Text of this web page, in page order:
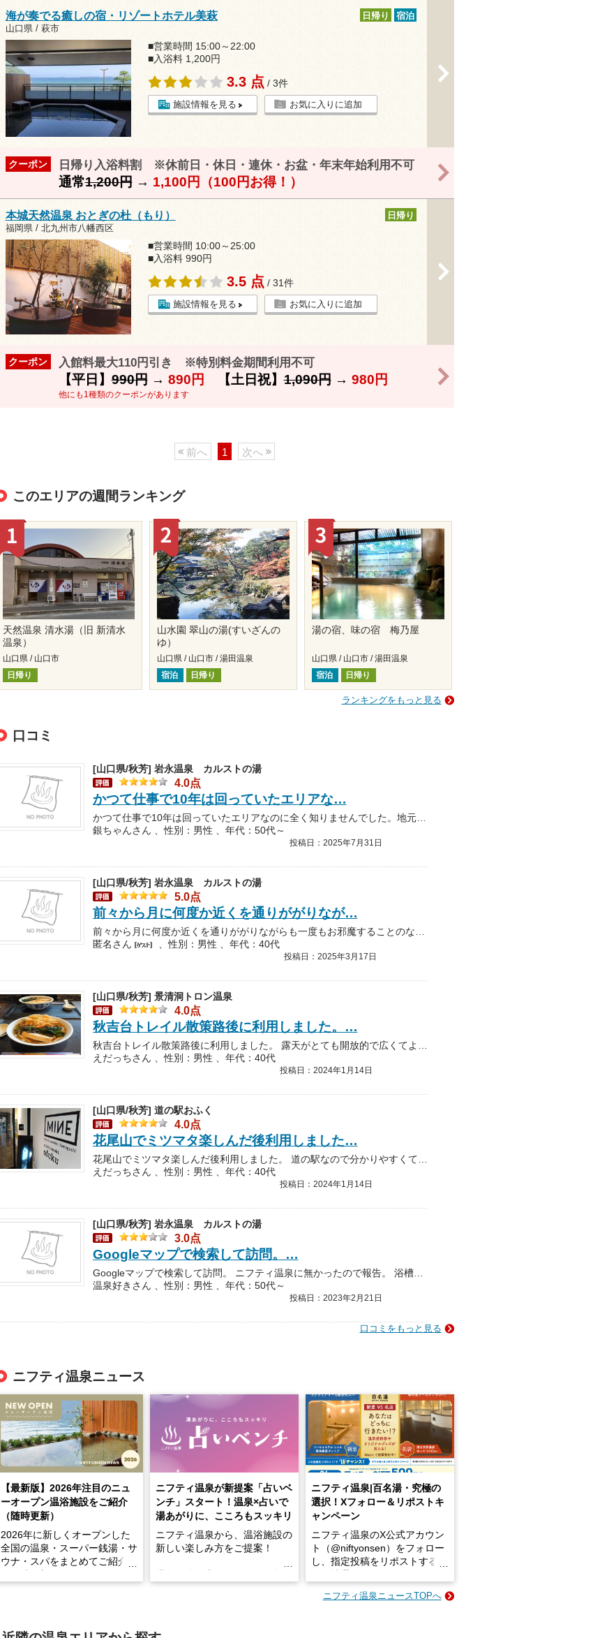
海が奏でる癒しの宿・リゾートホテル美萩
山口県 / 萩市
日帰り 宿泊
■営業時間 15:00～22:00
■入浴料 1,200円
3.3 点 / 3件
施設情報を見る お気に入りに追加
クーポン 日帰り入浴料割 ※休前日・休日・連休・お盆・年末年始利用不可
通常1,200円→ 1,100円（100円お得！）
>
本城天然温泉 おとぎの杜（もり）
福岡県 / 北九州市八幡西区
日帰り
■営業時間 10:00～25:00
■入浴料 990円
3.5 点 / 31件
施設情報を見る お気に入りに追加
クーポン 入館料最大110円引き ※特別料金期間利用不可
【平日】990円→ 890円 【土日祝】1,090円→ 980円
他にも1種類のクーポンがあります
前へ 1 次へ
このエリアの週間ランキング
天然温泉 清水湯（旧 新清水
温泉）
山口県 / 山口市
日帰り
山水園 翠山の湯(すいざんの
ゆ）
山口県 / 山口市 / 湯田温泉
宿泊
日帰り
湯の宿、味の宿 梅乃屋
山口県 / 山口市 / 湯田温泉
宿泊
日帰り
ランキングをもっと見る
口コミ
[山口県/秋芳] 岩永温泉 カルストの湯
4.0点
かつて仕事で10年は回っていたエリアな…
かつて仕事で10年は回っていたエリアなのに全く知りませんでした。地元の人の会話を聞いていたらなんでも１億円の寄付を元に町が設立した施設のようです。開設当初は入浴料はただだ…
銀ちゃんさん 、性別：男性 、年代：50代～
投稿日：2025年7月31日
[山口県/秋芳] 岩永温泉 カルストの湯
5.0点
前々から月に何度か近くを通りががりなが…
匿名さん
、性別：男性 、年代：40代
投稿日：2025年3月17日
[山口県/秋芳] 景清洞トロン温泉
4.0点
秋吉台トレイル散策路後に利用しました。…
えだっちさん 、性別：男性 、年代：40代
投稿日：2024年1月14日
[山口県/秋芳] 道の駅おふく
4.0点
花尾山でミツマタ楽しんだ後利用しました…
えだっちさん 、性別：男性 、年代：40代
投稿日：2024年1月14日
[山口県/秋芳] 岩永温泉 カルストの湯
3.0点
Googleマップで検索して訪問。…
Googleマップで検索して訪問。 ニフティ温泉に無かったので報告。 浴槽１つしかありませんが、アルカリ泉質特有の ヌルヌル感はたまりません!! 循環加温のようですが…
温泉好きさん 、性別：男性 、年代：50代～
投稿日：2023年2月21日
口コミをもっと見る
ニフティ温泉ニュース
【最新版】2026年注目のニュ
ーオープン温浴施設をご紹介
（随時更新）
2026年に新しくオープンした
全国の温泉・スーパー銭湯・サ
ウナ・スパをまとめてご紹介！
ニフティ温泉が新提案「占いベ
ンチ」スタート！温泉×占いで
湯あがりに、こころもスッキリ
ニフティ温泉から、温浴施設の
新しい楽しみ方をご提案！
ニフティ温泉|百名湯・究極の
選択！Xフォロー＆リポストキ
ャンペーン
ニフティ温泉のX公式アカウン
ト（@niftyonsen）をフォロー
し、指定投稿をリポストする
GIFT500円分をプレゼントい
ニフティ温泉ニュースTOPへ